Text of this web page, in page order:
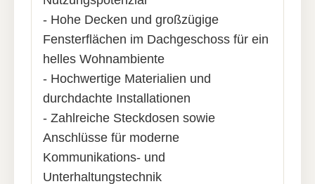
- Hohe Decken und großzügige
Fensterflächen im Dachgeschoss für ein
helles Wohnambiente
- Hochwertige Materialien und
durchdachte Installationen
- Zahlreiche Steckdosen sowie
Anschlüsse für moderne
Kommunikations- und
Unterhaltungstechnik